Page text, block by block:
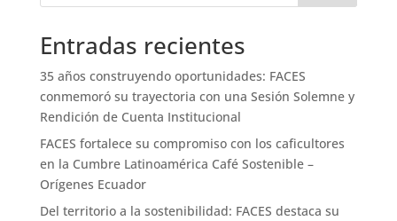
Entradas recientes
35 años construyendo oportunidades: FACES
conmemoró su trayectoria con una Sesión Solemne y
Rendición de Cuenta Institucional
FACES fortalece su compromiso con los caficultores
en la Cumbre Latinoamérica Café Sostenible –
Orígenes Ecuador
Del territorio a la sostenibilidad: FACES destaca su